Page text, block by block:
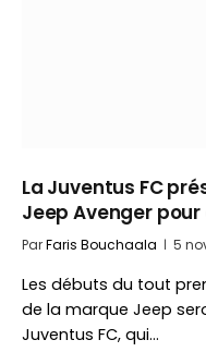
La Juventus FC
Jeep Avenger
ParFaris Bouchaala 5
Les débuts du tout
de la marque Jeep
Juventus FC, qui…